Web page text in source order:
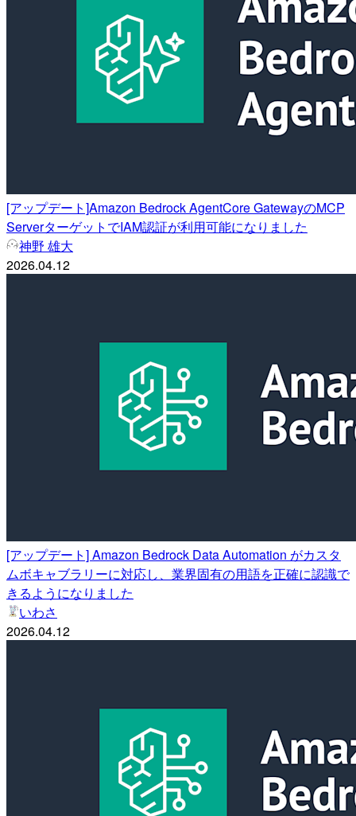
[アップデート]Amazon Bedrock AgentCore GatewayのMCP
ServerターゲットでIAM認証が利用可能になりました
神野 雄大
2026.04.12
[アップデート] Amazon Bedrock Data Automation がカスタ
ムボキャブラリーに対応し、業界固有の用語を正確に認識で
きるようになりました
いわさ
2026.04.12